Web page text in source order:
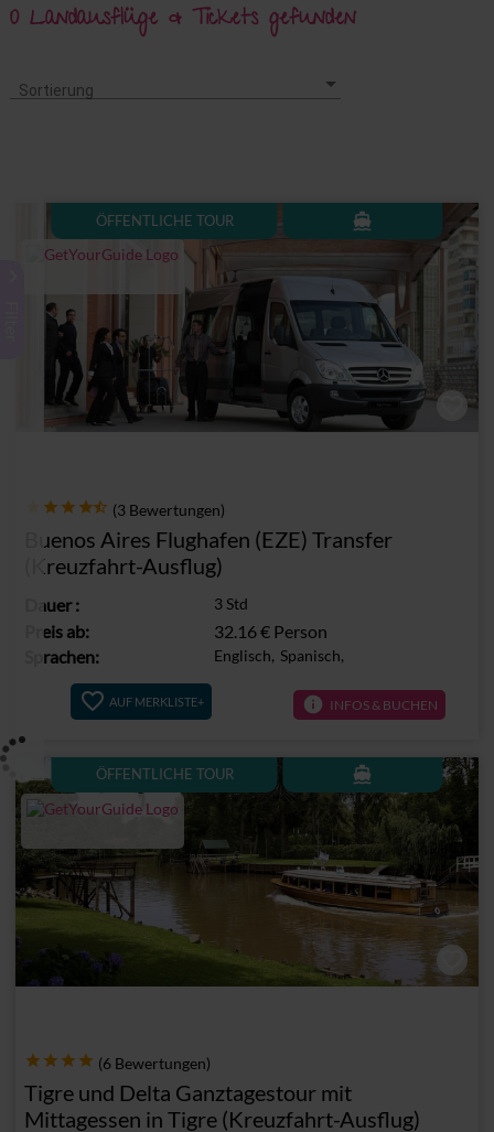
0 Landausflüge & Tickets gefunden
Sortierung
Sortierung
(3 Bewertungen)
Buenos Aires Flughafen (EZE) Transfer
(Kreuzfahrt-Ausflug)
Sprachen:
Dauer:
Preis ab:
Englisch, Spanisch,
3 Std
32.16 € Person
AUF MERKLISTE+ info INFOS & BUCHEN
ÖFFENTLICHE TOUR directions_boat
(6 Bewertungen)
Tigre und Delta Ganztagestour mit
Mittagessen in Tigre (Kreuzfahrt-Ausflug)
ÖFFENTLICHE TOUR directions_boat